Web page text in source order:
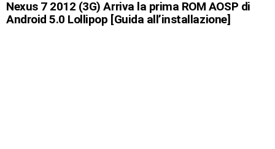
Nexus 7 2012 (3G) Arriva la prima ROM AOSP di
Android 5.0 Lollipop [Guida all’installazione]